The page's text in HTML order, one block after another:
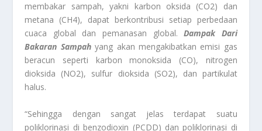
membakar sampah, yakni karbon oksida (CO2) dan
metana (CH4), dapat berkontribusi setiap perbedaan
cuaca global dan pemanasan global.Dampak Dari
Bakaran Sampahyang akan mengakibatkan emisi gas
beracun seperti karbon monoksida (CO), nitrogen
dioksida (NO2), sulfur dioksida (SO2), dan partikulat
halus.
“Sehingga dengan sangat jelas terdapat suatu
poliklorinasi di benzodioxin (PCDD) dan poliklorinasi di